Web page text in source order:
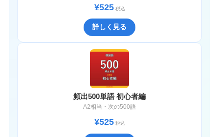
¥525税込
詳しく見る
頻出500単語 初心者編
A2相当・次の500語
¥525税込